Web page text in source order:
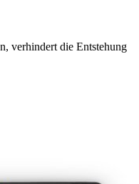
verhindert die Entstehung